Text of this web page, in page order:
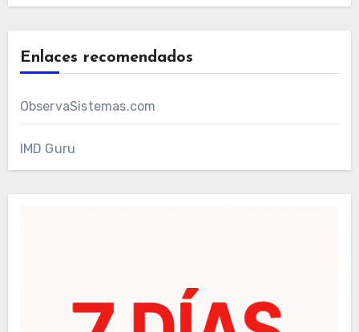
Enlaces recomendados
ObservaSistemas.com
IMD Guru